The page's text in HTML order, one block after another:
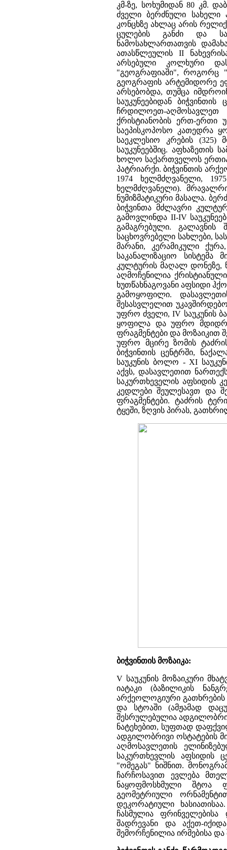
კმ-ზე, სოხუმიდან 80 კმ.
ძველი ბერძნული სახელი
კონცხზე ახლაც არის
ცულების განძი და
ნამოსახლართათვის
ათასწლეულის II
არსებული კოლხური
"გეოგრაფიაში", როგორც
გეოგრაფის არტემიდორე
არსებობდა, თუმცა
საუკუნეებიდან
ჩრდილოეთ-აღმოსავლეთ
ქრისტიანობის ერთ-ერთი
საეპისკოპოსო კათედრა
საეკლესიო კრების
საუკუნეებშიც. აფხაზეთის
ხოლო საქართველოს
პატრიარქი. ბიჭვინთის
1974 ხელმძღვანელი,
ხელმძღვანელი).
ნუმიზმატიკური მასალა.
ბიჭვინთა მძლავრი
გამოვლინდა II-IV
გამაგრებული.
საცხოვრებელი სახლები,
მარანი, კერამიკული
საკანალიზაციო სისტემა
კულტურის მაღალ დონეზე,
აღმოჩენილია
ხუთწახნაგოვანი აფსიდი
გამოყოფილი.
შესასვლელით
უფრო ძველი, IV საუკუნის
ყოფილა და უფრო
ფრაგმენტები და მოზაიკით
უფრო მცირე ზომის
ბიჭვინთის ცენტრში,
საუკუნის ბოლო - XI
აქვს, დასავლეთით
საკურთხეველის აფსიდის
კედლები შეულესავთ და
ფრაგმენტები. ტაძრის
ტყეში, ზღვის პირას,
ბიჭვინთის მოზაიკა:
V საუკუნის მოზაიკური
იატაკი (ბაზილიკის
არქეოლოგიური გათხრების
და სტოაში (ამჟამად
შესრულებულია
ნატეხებით, სუფთად
ადგილობრივი ოსტატების
აღმოსავლეთის
საკურთხევლის აფსიდის
"ომეგას" ნიშნით.
ჩარჩოსავით ევლება
ნაყოფმოსხმული შტოა
გეომეტრიული
დეკორატიული
ჩასმულია ფრინველებისა
შადრევანი და აქეთ-
შემორჩენილია ირმებისა